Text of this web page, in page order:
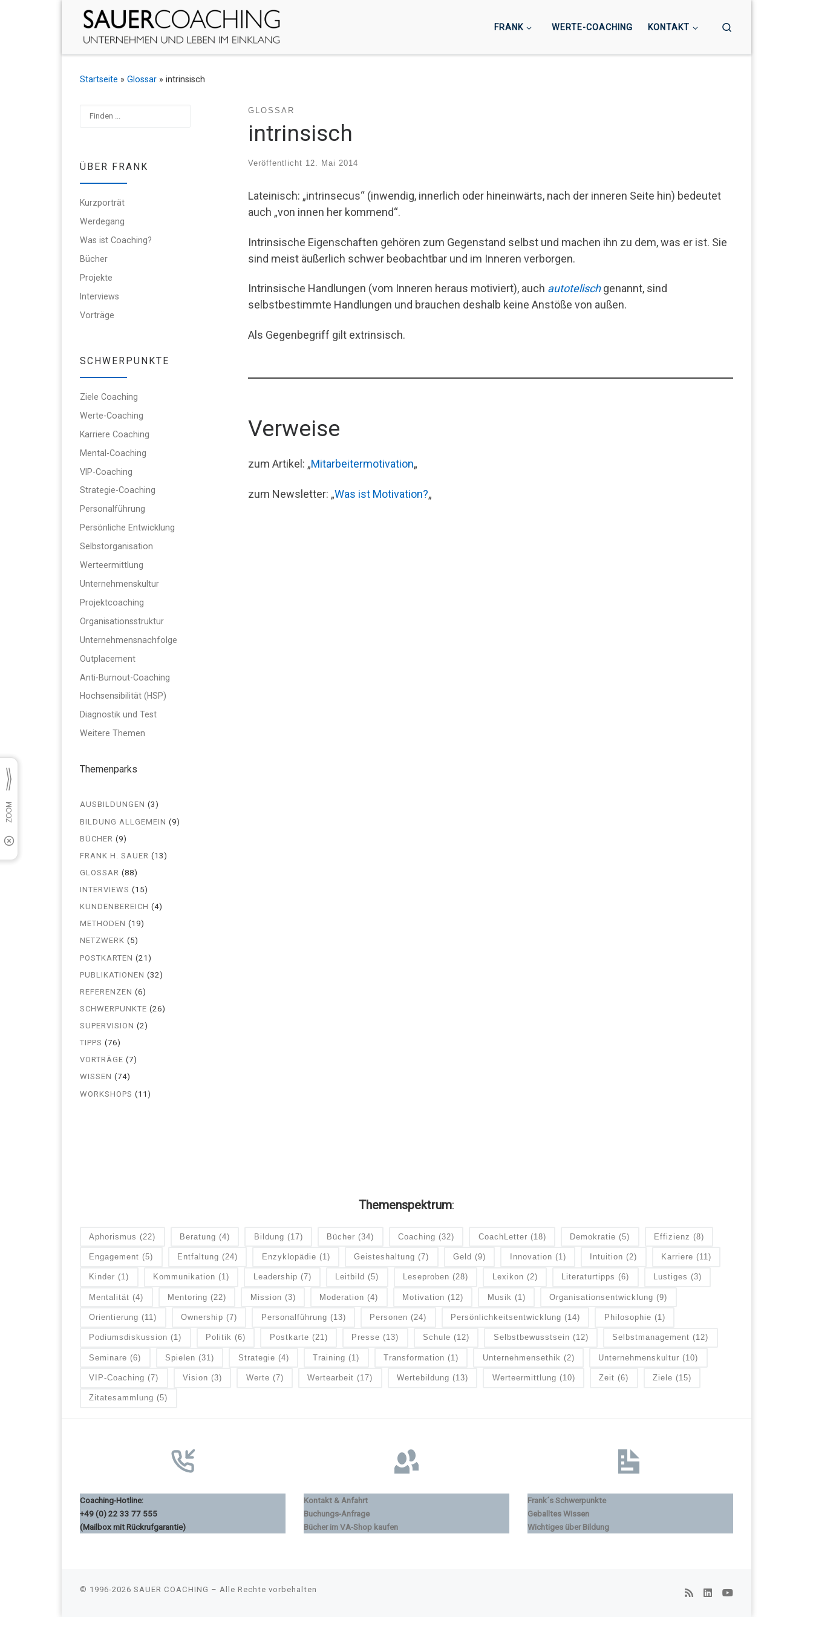
Zum Inhalt springen
FRANK WERTE-COACHING KONTAKT
Startseite » Glossar » intrinsisch
GLOSSAR
intrinsisch
Veröffentlicht 12. Mai 2014
Lateinisch: „intrinsecus“ (inwendig, innerlich oder hineinwärts, nach der inneren Seite hin) bedeutet
auch „von innen her kommend“.
Intrinsische Eigenschaften gehören zum Gegenstand selbst und machen ihn zu dem, was er ist. Sie
sind meist äußerlich schwer beobachtbar und im Inneren verborgen.
Intrinsische Handlungen (vom Inneren heraus motiviert), auch autotelischgenannt, sind
selbstbestimmte Handlungen und brauchen deshalb keine Anstöße von außen.
Als Gegenbegriff gilt extrinsisch.
Verweise
zum Artikel: „Mitarbeitermotivation„
zum Newsletter: „Was ist Motivation?„
ÜBER FRANK
Kurzporträt
Werdegang
Was ist Coaching?
Bücher
Projekte
Interviews
Vorträge
SCHWERPUNKTE
Ziele Coaching
Werte-Coaching
Karriere Coaching
Mental-Coaching
VIP-Coaching
Strategie-Coaching
Personalführung
Persönliche Entwicklung
Selbstorganisation
Werteermittlung
Unternehmenskultur
Projektcoaching
Organisationsstruktur
Unternehmensnachfolge
Outplacement
Anti-Burnout-Coaching
Hochsensibilität (HSP)
Diagnostik und Test
Weitere Themen
Themenparks
AUSBILDUNGEN (3)
BILDUNG ALLGEMEIN (9)
BÜCHER (9)
FRANK H. SAUER (13)
GLOSSAR (88)
INTERVIEWS (15)
KUNDENBEREICH (4)
METHODEN (19)
NETZWERK (5)
POSTKARTEN (21)
PUBLIKATIONEN (32)
REFERENZEN (6)
SCHWERPUNKTE (26)
SUPERVISION (2)
TIPPS (76)
VORTRÄGE (7)
WISSEN (74)
WORKSHOPS (11)
Themenspektrum:
Aphorismus (22) Beratung (4) Bildung (17) Bücher (34) Coaching (32) CoachLetter (18) Demokratie (5) Effizienz (8)
Engagement (5) Entfaltung (24) Enzyklopädie (1) Geisteshaltung (7) Geld (9) Innovation (1) Intuition (2) Karriere (11)
Kinder (1) Kommunikation (1) Leadership (7) Leitbild (5) Leseproben (28) Lexikon (2) Literaturtipps (6) Lustiges (3)
Mentalität (4) Mentoring (22) Mission (3) Moderation (4) Motivation (12) Musik (1) Organisationsentwicklung (9)
Orientierung (11) Ownership (7) Personalführung (13) Personen (24) Persönlichkeitsentwicklung (14) Philosophie (1)
Podiumsdiskussion (1) Politik (6) Postkarte (21) Presse (13) Schule (12) Selbstbewusstsein (12) Selbstmanagement (12)
Seminare (6) Spielen (31) Strategie (4) Training (1) Transformation (1) Unternehmensethik (2) Unternehmenskultur (10)
VIP-Coaching (7) Vision (3) Werte (7) Wertearbeit (17) Wertebildung (13) Werteermittlung (10) Zeit (6) Ziele (15)
Zitatesammlung (5)
Coaching-Hotline:
+49 (0) 22 33 77 555
(Mailbox mit Rückrufgarantie)
Kontakt & Anfahrt
Buchungs-Anfrage
Bücher im VA-Shop kaufen
Frank´s Schwerpunkte
Geballtes Wissen
Wichtiges über Bildung
© 1996-2026 SAUER COACHING – Alle Rechte vorbehalten